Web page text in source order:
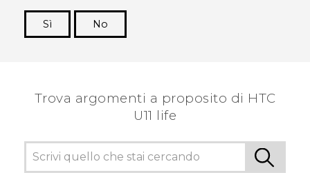
Sì
No
Trova argomenti a proposito di HTC
U11 life